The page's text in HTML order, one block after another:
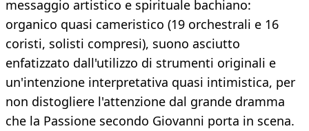
messaggio artistico e spirituale bachiano:
organico quasi cameristico (19 orchestrali e 16
coristi, solisti compresi), suono asciutto
enfatizzato dall'utilizzo di strumenti originali e
un'intenzione interpretativa quasi intimistica, per
non distogliere l'attenzione dal grande dramma
che la Passione secondo Giovanni porta in scena.